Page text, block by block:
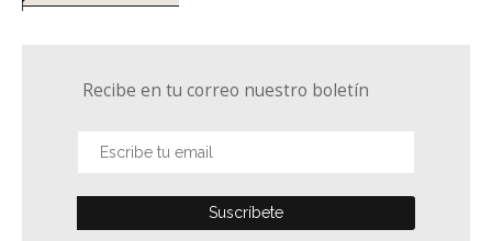
Recibe en tu correo nuestro boletín